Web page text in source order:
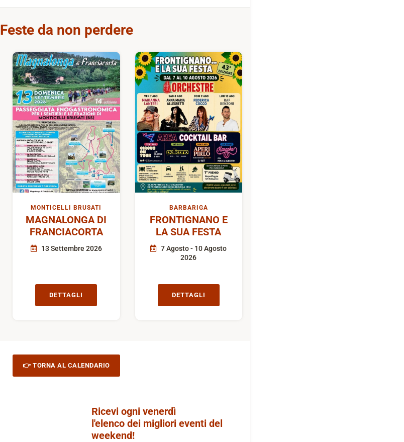
Feste da non perdere
MONTICELLI BRUSATI
MAGNALONGA DI
FRANCIACORTA
13 Settembre 2026
DETTAGLI
BARBARIGA
FRONTIGNANO E
LA SUA FESTA
7 Agosto - 10 Agosto
2026
DETTAGLI
👉 TORNA AL CALENDARIO
Ricevi ogni venerdì
l'elenco dei migliori eventi del
weekend!